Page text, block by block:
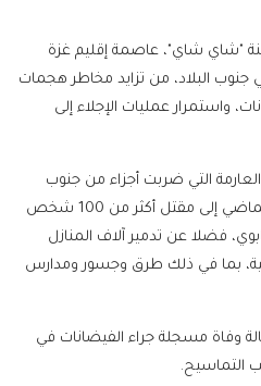
"شاي شاي"، عاصمة إقليم غزة
جنوب البلاد، من تزايد مخاطر هجمات
واستمرار عمليات الإجلاء إلى
التي ضربت أجزاء من جنوب
على مدار الشهر الماضي إلى مقتل أكثر من 100 شخص
فضلا عن تدمير آلاف المنازل
بما في ذلك طرق وجسور ومدارس
السلطات أنه من بين 13 حالة وفاة مسجلة جراء الفيضانات في
التماسيح.